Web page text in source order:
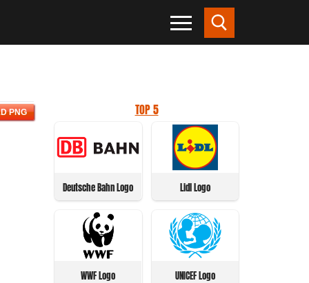
PNG TOP 5
Deutsche Bahn Logo Lidl Logo
WWF Logo UNICEF Logo